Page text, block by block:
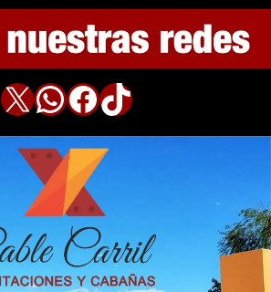
X WhatsApp Facebook TikTok